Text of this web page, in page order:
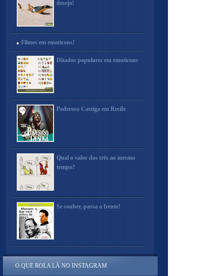
desejo!
Filmes em emoticons!
Ditados populares em emoticons
Poderoso Castiga em Recife
Qual o valor dos três ao mesmo
tempo?
Se souber, passa a frente!
O QUE ROLA LÁ NO INSTAGRAM